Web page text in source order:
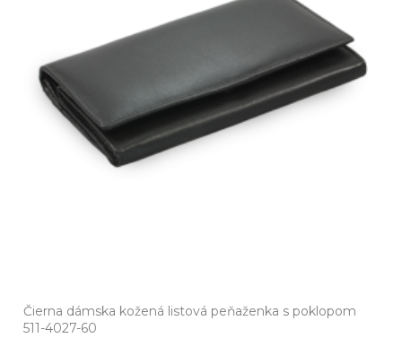
Čierna dámska kožená listová peňaženka s poklopom
511-4027-60